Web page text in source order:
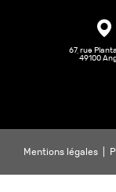
67, rue
49100
Mentions légales